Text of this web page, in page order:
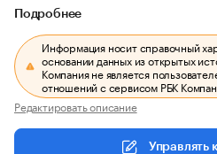
Подробнее
Информация носит справочный
основании данных из открытых
Компания не является
отношений с сервисом РБК
Редактировать описание
Управлять